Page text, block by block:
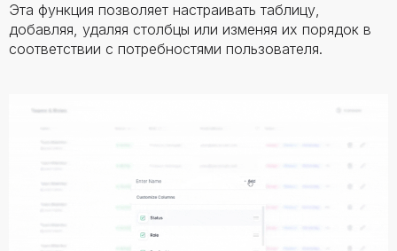
Эта функция позволяет настраивать таблицу,
добавляя, удаляя столбцы или изменяя их порядок в
соответствии с потребностями пользователя.